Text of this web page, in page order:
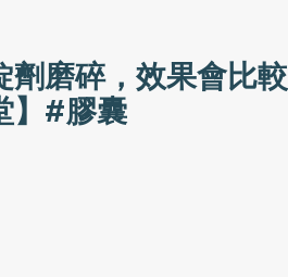
藥署介紹素食者
線、溫度
素，正確
誤，並且
磨碎，效果會比
】#膠囊